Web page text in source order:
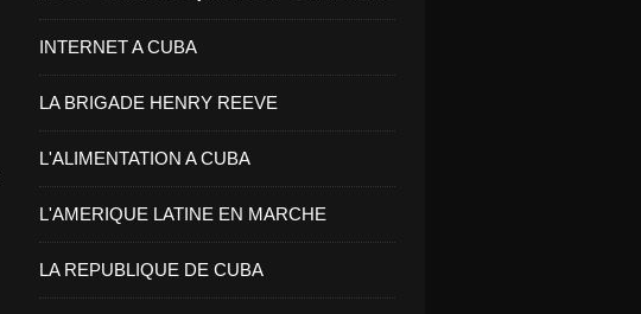
INTERNET A CUBA
LA BRIGADE HENRY REEVE
L'ALIMENTATION A CUBA
L'AMERIQUE LATINE EN MARCHE
LA REPUBLIQUE DE CUBA